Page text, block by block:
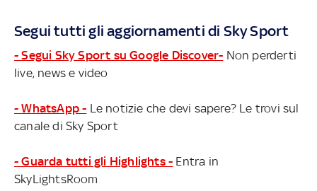
Segui tutti gli aggiornamenti di Sky Sport
- Segui Sky Sport su Google Discover- Non perderti
live, news e video
- WhatsApp - Le notizie che devi sapere? Le trovi sul
canale di Sky Sport
- Guarda tutti gli Highlights - Entra in
SkyLightsRoom